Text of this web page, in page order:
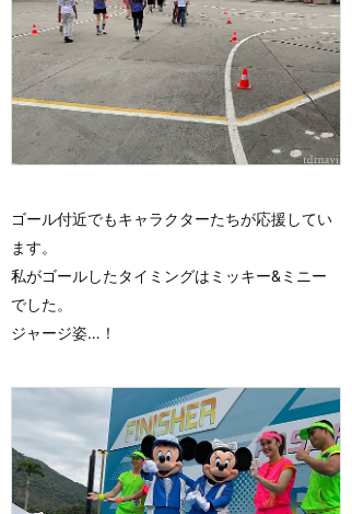
ゴール付近でもキャラクターたちが応援してい
ます。
私がゴールしたタイミングはミッキー&ミニー
でした。
ジャージ姿…！